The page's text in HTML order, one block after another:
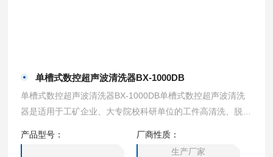
单槽式数控超声波清洗器BX-1000DB
单槽式数控超声波清洗器BX-1000DB单槽式数控超声波清洗
器是适用于工矿企业、大专院校科研单位的工件高清洗、脱
显示安全可靠。
产品型号：
厂商性质：
生产厂家